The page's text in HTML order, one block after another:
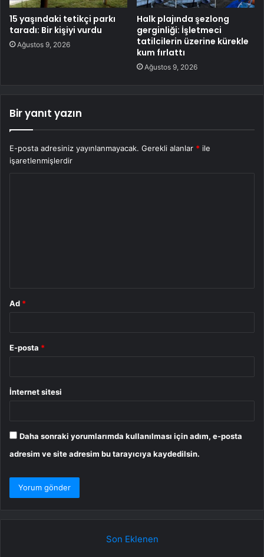
15 yaşındaki tetikçi parkı
taradı: Bir kişiyi vurdu
Ağustos 9, 2026
Halk plajında şezlong
gerginliği: İşletmeci
tatilcilerin üzerine kürekle
kum fırlattı
Ağustos 9, 2026
Bir yanıt yazın
E-posta adresiniz yayınlanmayacak. Gerekli alanlar * ile
işaretlenmişlerdir
Ad *
E-posta *
İnternet sitesi
Daha sonraki yorumlarımda kullanılması için adım, e-posta
adresim ve site adresim bu tarayıcıya kaydedilsin.
Son Eklenen